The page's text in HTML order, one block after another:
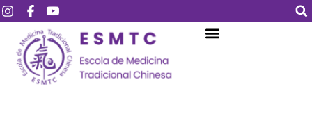
Login Assinar
Login